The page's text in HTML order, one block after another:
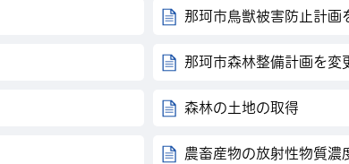
那珂市鳥獣被害防止計画
那珂市森林整備計画を変
森林の土地の取得
農畜産物の放射性物質濃